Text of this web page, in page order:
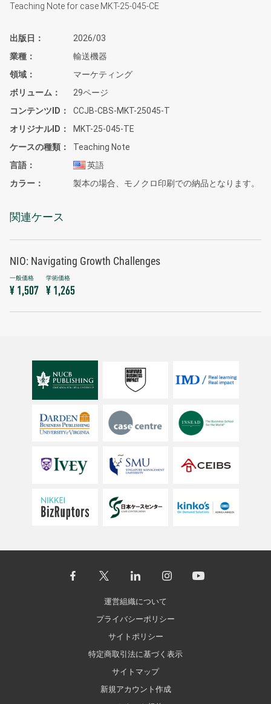
Teaching Note for case MKT-25-045-CE
出版日
2026/03
業種
輸送機器
領域
マーケティング
ボリューム
29ページ
コンテンツID
CCJB-CBS-MKT-25045-T
オリジナルID
MKT-25-045-TE
ケースの種類
Teaching Note
言語
英語
カラー
製本の場合、モノクロ印刷での納品となります。
関連ケース
NIO: Navigating Growth Challenges
¥ 1,507 ¥ 1,265
運営組織について
プライバシーポリシー
サイトポリシー
特定商取引法に基づく表示
サイトマップ
新規アカウント作成